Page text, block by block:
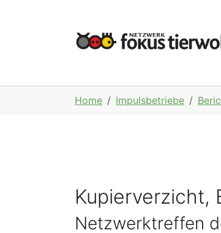
Home Impulsbetriebe
Kupierverzicht,
Netzwerktreffen